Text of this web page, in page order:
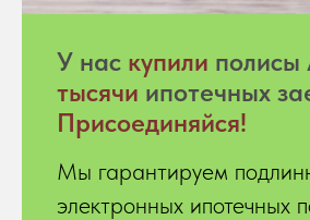
У нас купили полисы
тысячи ипотечных
Присоединяйся!
Мы гарантируем
электронных ипотечных